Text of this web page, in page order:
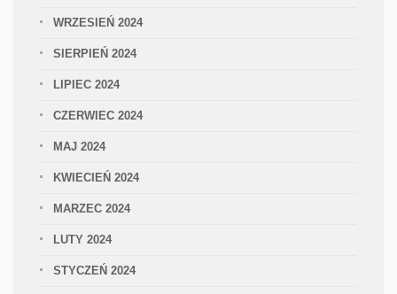
WRZESIEŃ 2024
SIERPIEŃ 2024
LIPIEC 2024
CZERWIEC 2024
MAJ 2024
KWIECIEŃ 2024
MARZEC 2024
LUTY 2024
STYCZEŃ 2024